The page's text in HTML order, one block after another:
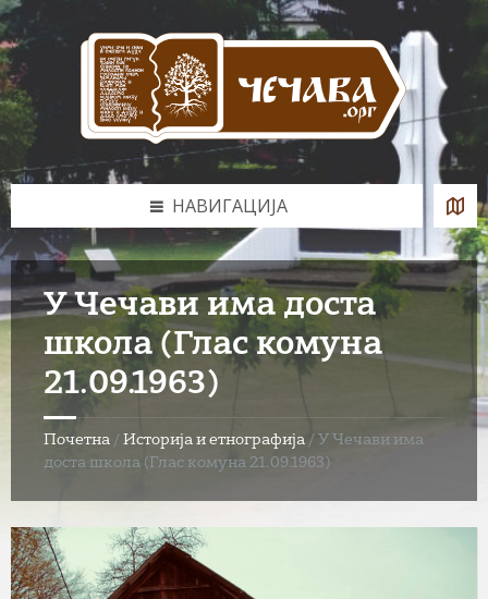
Skip
to
content
Skip
to
left
sidebar
Skip
to
footer
НАВИГАЦИЈА
У Чечави има доста
школа (Глас комуна
21.09.1963)
Почетна / Историја и етнографија / У Чечави има
доста школа (Глас комуна 21.09.1963)